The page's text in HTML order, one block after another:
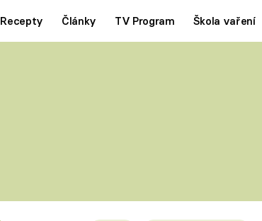
Recepty Články TV Program Škola vaření